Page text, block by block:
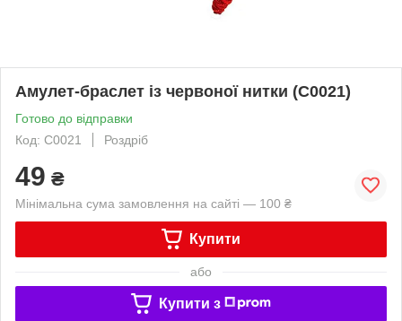
Амулет-браслет із червоної нитки (С0021)
Готово до відправки
Код: С0021
Роздріб
49 ₴
Мінімальна сума замовлення на сайті — 100 ₴
Купити
або
Купити з